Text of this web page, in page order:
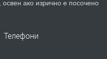
Целофанови
ако изрично е посочено
Телефони